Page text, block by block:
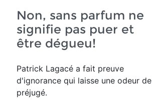
Non, sans parfum ne
signifie pas puer et
être dégueu!
Patrick Lagacé a fait preuve
d'ignorance qui laisse une odeur de
préjugé.